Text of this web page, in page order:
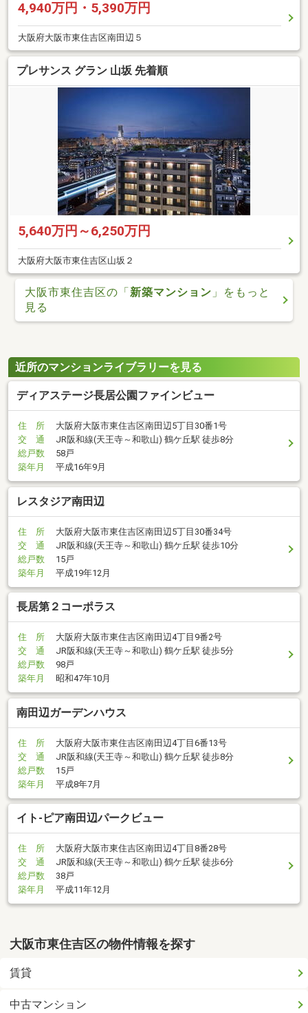
4,940万円・5,390万円
大阪府大阪市東住吉区南田辺５
プレサンス グラン 山坂 先着順
5,640万円～6,250万円
大阪府大阪市東住吉区山坂２
大阪市東住吉区の「 新築マンション 」をもっと
見る
近所のマンションライブラリーを見る
ディアステージ長居公園ファインビュー
住 所
大阪府大阪市東住吉区南田辺5丁目30番1号
交 通
JR阪和線(天王寺～和歌山) 鶴ケ丘駅 徒歩8分
総戸数
58戸
築年月
平成16年9月
レスタジア南田辺
住 所
大阪府大阪市東住吉区南田辺5丁目30番34号
交 通
JR阪和線(天王寺～和歌山) 鶴ケ丘駅 徒歩10分
総戸数
15戸
築年月
平成19年12月
長居第２コーポラス
住 所
大阪府大阪市東住吉区南田辺4丁目9番2号
交 通
JR阪和線(天王寺～和歌山) 鶴ケ丘駅 徒歩5分
総戸数
98戸
築年月
昭和47年10月
南田辺ガーデンハウス
住 所
大阪府大阪市東住吉区南田辺4丁目6番13号
交 通
JR阪和線(天王寺～和歌山) 鶴ケ丘駅 徒歩8分
総戸数
15戸
築年月
平成8年7月
イト-ピア南田辺パークビュー
住 所
大阪府大阪市東住吉区南田辺4丁目8番28号
交 通
JR阪和線(天王寺～和歌山) 鶴ケ丘駅 徒歩6分
総戸数
38戸
築年月
平成11年12月
大阪市東住吉区の物件情報を探す
賃貸
中古マンション